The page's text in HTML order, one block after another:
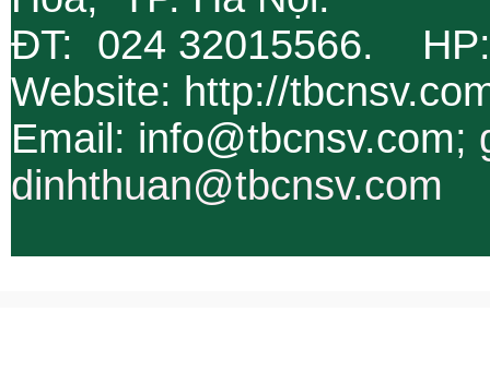
ĐT: 024 32015566.
Website: http://
Email: info@tbcnsv.com;
dinhthuan@tbcnsv.com